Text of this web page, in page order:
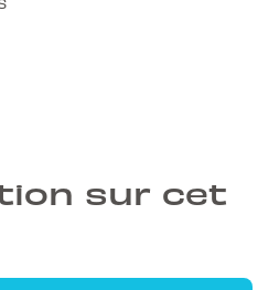
L-Pittet t'accompagne.
sur cet